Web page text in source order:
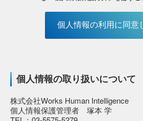
個人情報の取り扱いについて
株式会社Works Human Intelligence
個人情報保護管理者 塚本 学